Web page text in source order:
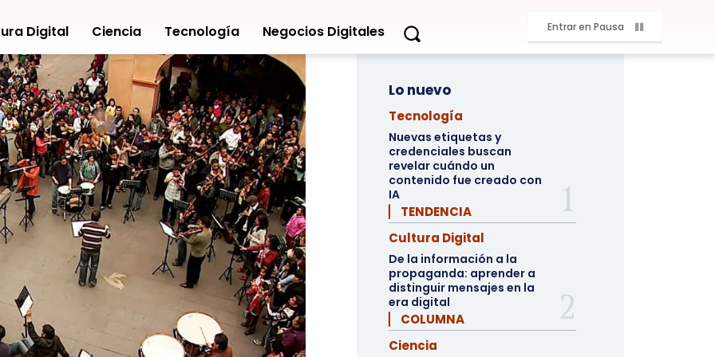
Digital Ciencia Tecnología Negocios Digitales Entrar en Pausa
Lo nuevo
Tecnología
Nuevas etiquetas y
credenciales buscan
revelar cuándo un
contenido fue creado con
IA
▏ TENDENCIA
Cultura Digital
De la información a la
propaganda: aprender a
distinguir mensajes en la
era digital
▏ COLUMNA
Ciencia